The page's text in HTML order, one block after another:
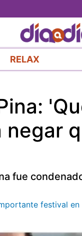
al
RELAX
fue
festival en